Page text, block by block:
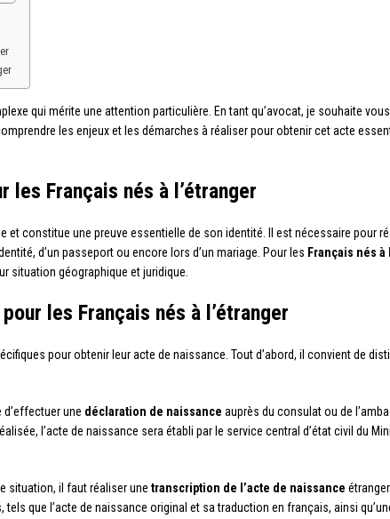
qui mérite une attention particulière. En tant qu’avocat, je souhaite
les enjeux et les démarches à réaliser pour obtenir cet acte
les Français nés à l’étranger
constitue une preuve essentielle de son identité. Il est nécessaire pour
d’un passeport ou encore lors d’un mariage. Pour les Français nés à
situation géographique et juridique.
les Français nés à l’étranger
pour obtenir leur acte de naissance. Tout d’abord, il convient de
une déclaration de naissance auprès du consulat ou de
l’acte de naissance sera établi par le service central d’état civil du
situation, il faut réaliser une transcription de l’acte de naissance
que l’acte de naissance original et sa traduction en français, ainsi